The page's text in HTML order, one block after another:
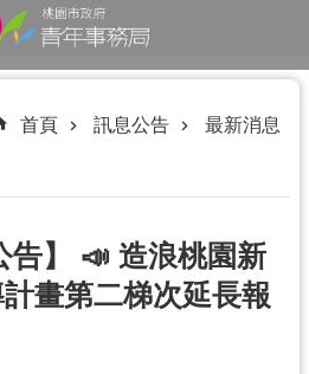
首頁 訊息公告 最新消息
告】 📣 造浪桃園新
畫第二梯次延長報